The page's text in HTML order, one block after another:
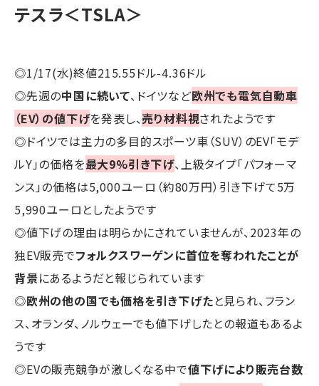
テスラ＜TSLA＞
◎1/17(水)終値215.55ドル-4.36ドル
◎先週の中国に続いて、ドイツなど欧州でも電気自動車
（EV）の値下げを発表し、売り材料視されたようです
◎ドイツでは主力の多目的スポーツ車（SUV）のEV「モデ
ルY」の価格を最大9%引き下げ、上級タイプ「パフォーマ
ンス」の価格は5,000ユーロ（約80万円）引き下げて5万
5,990ユーロとしたようです
◎値下げの理由は明らかにされていませんが、2023年の
独EV販売でフォルクスワーゲンに首位を奪われたことが
背景にあるようだと報じられています
◎欧州の他の国でも価格を引き下げたと見られ、フラン
ス、オランダ、ノルウェーでも値下げしたとの報道もあるよ
うです
◎EVの販売競争が激しくなる中で値下げにより販売台数